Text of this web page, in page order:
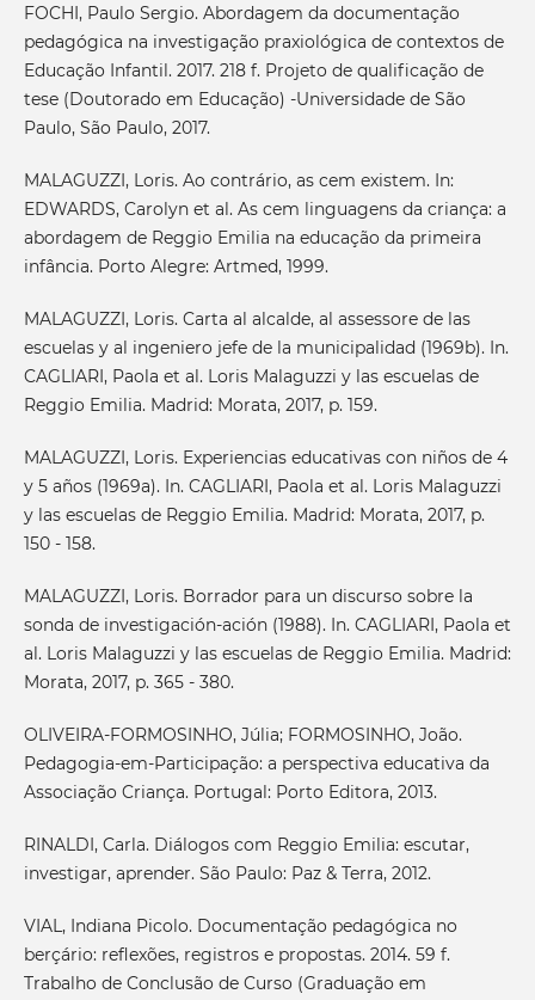
FOCHI, Paulo Sergio. Abordagem da documentação
pedagógica na investigação praxiológica de contextos de
Educação Infantil. 2017. 218 f. Projeto de qualificação de
tese (Doutorado em Educação) -Universidade de São
Paulo, São Paulo, 2017.
MALAGUZZI, Loris. Ao contrário, as cem existem. In:
EDWARDS, Carolyn et al. As cem linguagens da criança: a
abordagem de Reggio Emilia na educação da primeira
infância. Porto Alegre: Artmed, 1999.
MALAGUZZI, Loris. Carta al alcalde, al assessore de las
escuelas y al ingeniero jefe de la municipalidad (1969b). In.
CAGLIARI, Paola et al. Loris Malaguzzi y las escuelas de
Reggio Emilia. Madrid: Morata, 2017, p. 159.
MALAGUZZI, Loris. Experiencias educativas con niños de 4
y 5 años (1969a). In. CAGLIARI, Paola et al. Loris Malaguzzi
y las escuelas de Reggio Emilia. Madrid: Morata, 2017, p.
150 - 158.
MALAGUZZI, Loris. Borrador para un discurso sobre la
sonda de investigación-ación (1988). In. CAGLIARI, Paola et
al. Loris Malaguzzi y las escuelas de Reggio Emilia. Madrid:
Morata, 2017, p. 365 - 380.
OLIVEIRA-FORMOSINHO, Júlia; FORMOSINHO, João.
Pedagogia-em-Participação: a perspectiva educativa da
Associação Criança. Portugal: Porto Editora, 2013.
RINALDI, Carla. Diálogos com Reggio Emilia: escutar,
investigar, aprender. São Paulo: Paz & Terra, 2012.
VIAL, Indiana Picolo. Documentação pedagógica no
berçário: reflexões, registros e propostas. 2014. 59 f.
Trabalho de Conclusão de Curso (Graduação em